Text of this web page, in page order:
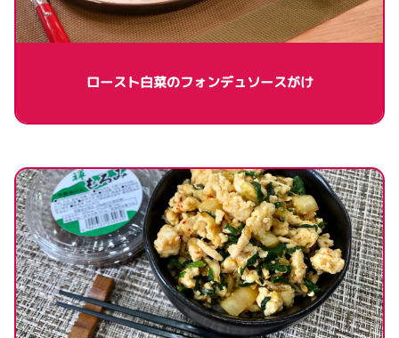
ロースト白菜のフォンデュソースがけ